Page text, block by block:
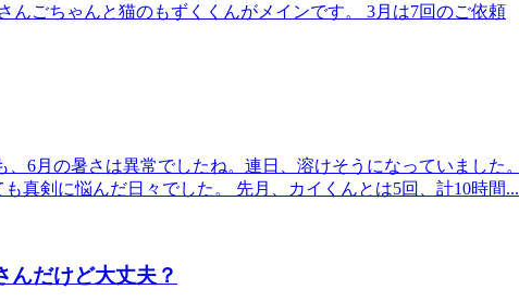
んごちゃんと猫のもずくくんがメインです。 3月は7回のご依頼
6月の暑さは異常でしたね。連日、溶けそうになっていました。
真剣に悩んだ日々でした。 先月、カイくんとは5回、計10時間...
んだけど大丈夫？